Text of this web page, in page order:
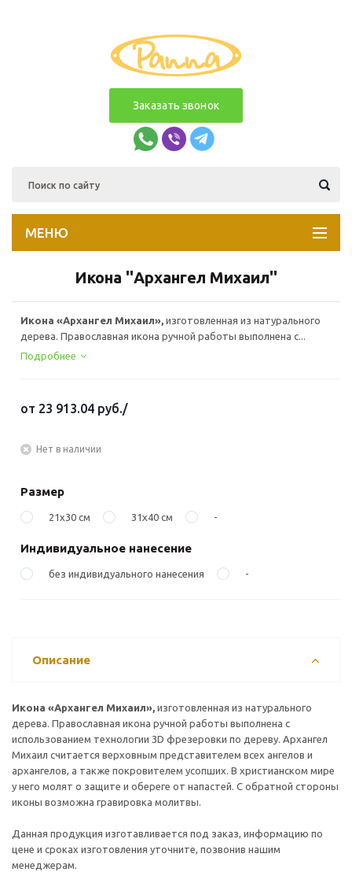
Заказать звонок
МЕНЮ
Икона ''Архангел Михаил''
Икона «Архангел Михаил», изготовленная из натурального
дерева. Православная икона ручной работы выполнена с...
Подробнее
от 23 913.04 руб./
Нет в наличии
Размер
21х30 см 31х40 см -
Индивидуальное нанесение
без индивидуального нанесения -
Описание
Икона «Архангел Михаил», изготовленная из натурального
дерева. Православная икона ручной работы выполнена с
использованием технологии 3D фрезеровки по дереву. Архангел
Михаил считается верховным представителем всех ангелов и
архангелов, а также покровителем усопших. В христианском мире
у него молят о защите и обереге от напастей. С обратной стороны
иконы возможна гравировка молитвы.
Данная продукция изготавливается под заказ, информацию по
цене и сроках изготовления уточните, позвонив нашим
менеджерам.